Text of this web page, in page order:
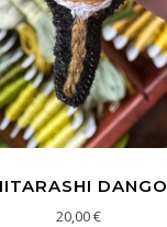
DANGO
20,00€